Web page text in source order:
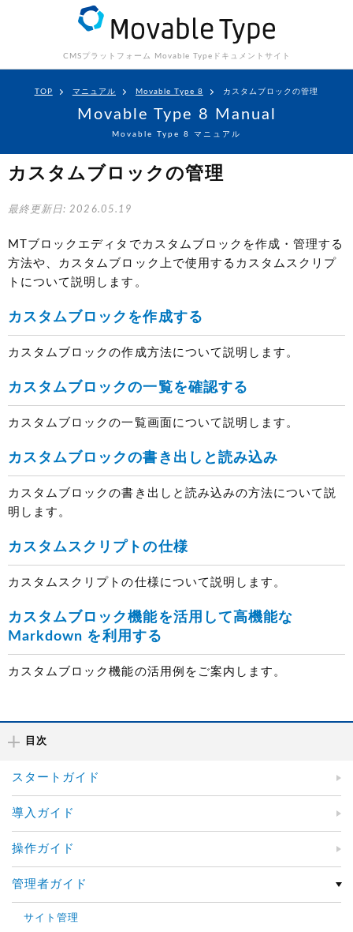
CMSプラットフォーム Movable Type ドキュメントサイト
TOP マニュアル Movable Type 8 カスタムブロックの管理
Movable Type 8 Manual
Movable Type 8 マニュアル
カスタムブロックの管理
最終更新日: 2026.05.19
MTブロックエディタでカスタムブロックを作成・管理する
方法や、カスタムブロック上で使用するカスタムスクリプ
トについて説明します。
カスタムブロックを作成する
カスタムブロックの作成方法について説明します。
カスタムブロックの一覧を確認する
カスタムブロックの一覧画面について説明します。
カスタムブロックの書き出しと読み込み
カスタムブロックの書き出しと読み込みの方法について説
明します。
カスタムスクリプトの仕様
カスタムスクリプトの仕様について説明します。
カスタムブロック機能を活用して高機能な
Markdown を利用する
カスタムブロック機能の活用例をご案内します。
目次
スタートガイド
導入ガイド
操作ガイド
管理者ガイド
サイト管理